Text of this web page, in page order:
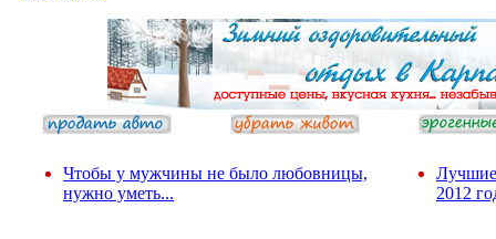
Чтобы у мужчины не было любовницы,
нужно уметь...
Лучшие
2012